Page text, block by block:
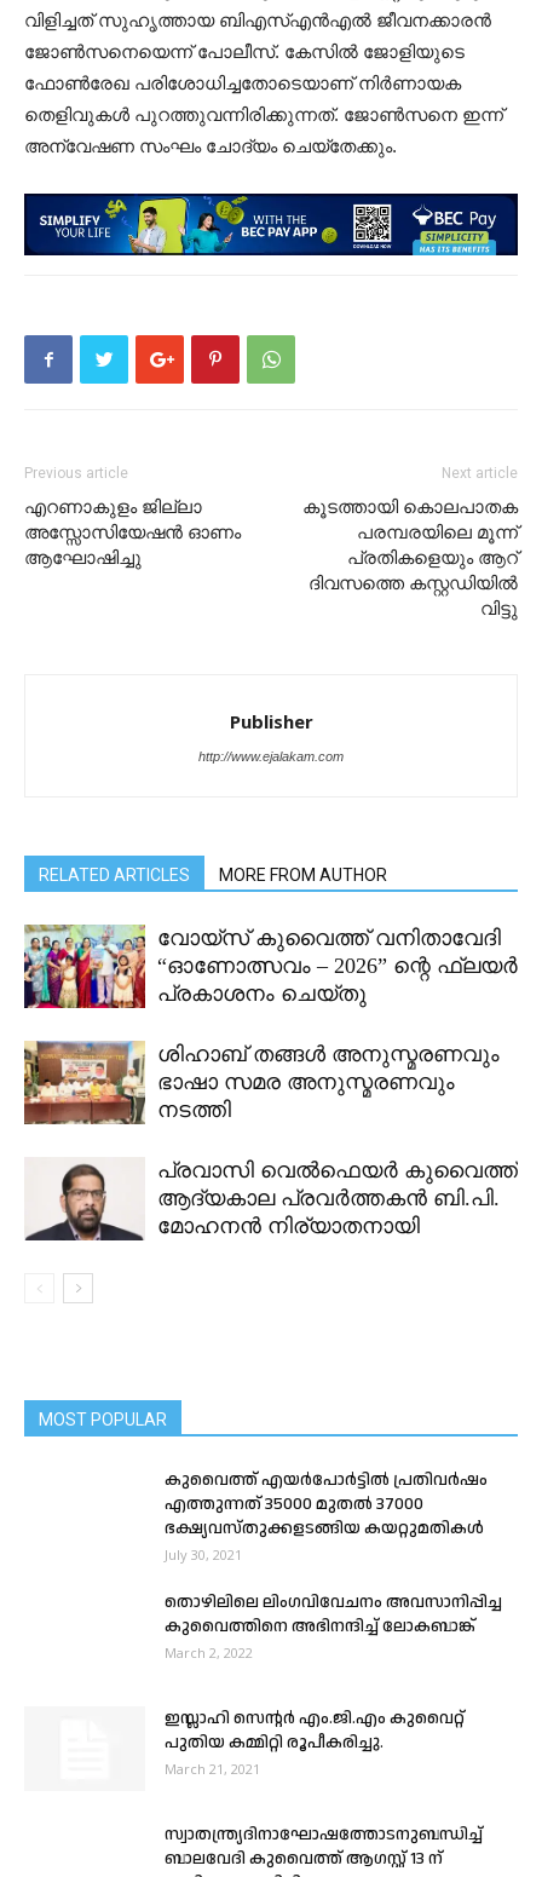
വിളിച്ചത് സുഹൃത്തായ ബിഎസ്എൻഎൽ ജീവനക്കാരൻ
ജോൺസനെയെന്ന് പോലീസ്. കേസിൽ ജോളിയുടെ
ഫോൺരേഖ പരിശോധിച്ചതോടെയാണ് നിര്‍ണായക
തെളിവുകള്‍ പുറത്തുവന്നിരിക്കുന്നത്. ജോൺസനെ ഇന്ന്
അന്വേഷണ സംഘം ചോദ്യം ചെയ്തേക്കും.
Previous article
എറണാകുളം ജില്ലാ
അസ്സോസിയേഷൻ ഓണം
ആഘോഷിച്ചു
Next article
കൂടത്തായി കൊലപാതക
പരമ്പരയിലെ മൂന്ന്
പ്രതികളെയും ആറ്
ദിവസത്തെ കസ്റ്റഡിയിൽ
വിട്ടു
Publisher
http://www.ejalakam.com
RELATED ARTICLES MORE FROM AUTHOR
വോയ്സ് കുവൈത്ത് വനിതാവേദി
“ഓണോത്സവം – 2026” ന്റെ ഫ്ലയർ
പ്രകാശനം ചെയ്തു
ശിഹാബ് തങ്ങൾ അനുസ്മരണവും
ഭാഷാ സമര അനുസ്മരണവും
നടത്തി
പ്രവാസി വെൽഫെയർ കുവൈത്ത്
ആദ്യകാല പ്രവർത്തകൻ ബി.പി.
മോഹനൻ നിര്യാതനായി
MOST POPULAR
കുവൈത്ത് എയർപോർട്ടിൽ പ്രതിവർഷം
എത്തുന്നത് 35000 മുതൽ 37000
ഭക്ഷ്യവസ്തുക്കളടങ്ങിയ കയറ്റുമതികൾ
July 30, 2021
തൊഴിലിലെ ലിംഗവിവേചനം അവസാനിപ്പിച്ച
കുവൈത്തിനെ അഭിനന്ദിച്ച് ലോകബാങ്ക്
March 2, 2022
ഇസ്ലാഹി സെന്റർ എം.ജി.എം കുവൈറ്റ്
പുതിയ കമ്മിറ്റി രൂപീകരിച്ചു.
March 21, 2021
സ്വാതന്ത്ര്യദിനാഘോഷത്തോടനുബന്ധിച്ച്
ബാലവേദി കുവൈത്ത് ആഗസ്റ്റ് 13 ന്